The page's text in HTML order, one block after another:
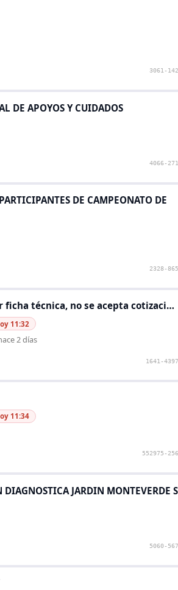
3061-
DE APOYOS Y CUIDADOS
4066-
DE CAMPEONATO DE
2328-
ficha técnica, no se acepta cotizaci…
11:32
2 días
1641-
11:34
552975-
JARDIN MONTEVERDE
5060-